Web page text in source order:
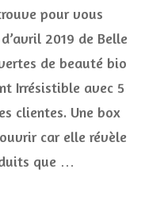
bio
avril
de
Belle
naturel
pour vous
2019 de Belle
de beauté bio
Irrésistible avec 5
clientes. Une box
car elle révèle
que …